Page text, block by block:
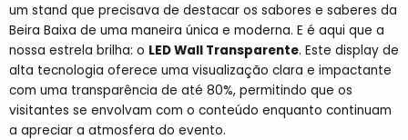
um stand que precisava de destacar os sabores e saberes da
Beira Baixa de uma maneira única e moderna. E é aqui que a
nossa estrela brilha: o LED Wall Transparente. Este display de
alta tecnologia oferece uma visualização clara e impactante
com uma transparência de até 80%, permitindo que os
visitantes se envolvam com o conteúdo enquanto continuam
a apreciar a atmosfera do evento.